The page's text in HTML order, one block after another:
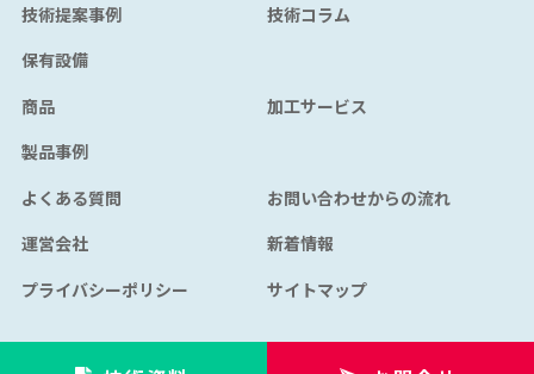
技術提案事例
技術コラム
保有設備
商品
加工サービス
製品事例
よくある質問
お問い合わせからの流れ
運営会社
新着情報
プライバシーポリシー
サイトマップ